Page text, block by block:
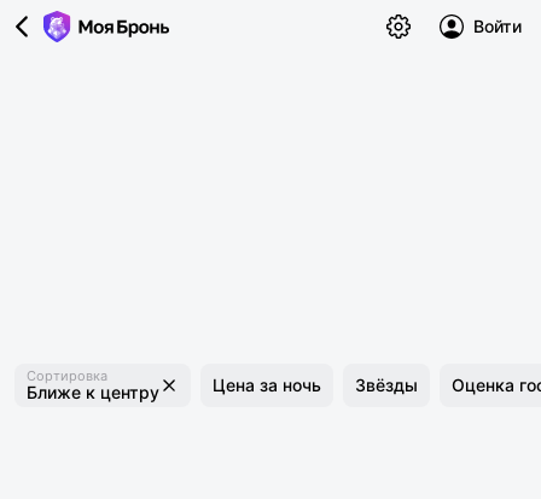
Войти
Сортировка
Ближе к центру Цена за ночь Звёзды Оценка